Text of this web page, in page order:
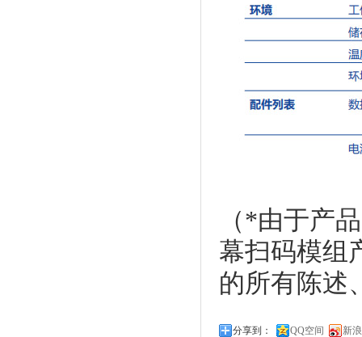
（*由于产
幕扫码模组
的所有陈述
分享到： QQ空间 新